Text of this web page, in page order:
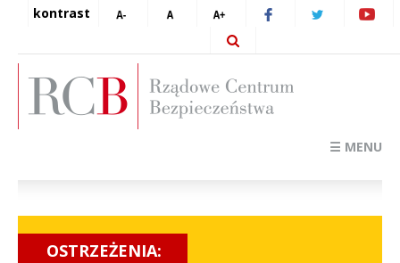
kontrast
☰ MENU
OSTRZEŻENIA: